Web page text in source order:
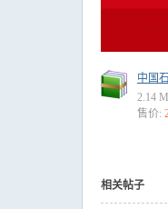
中国
2.14
售价:
相关帖子